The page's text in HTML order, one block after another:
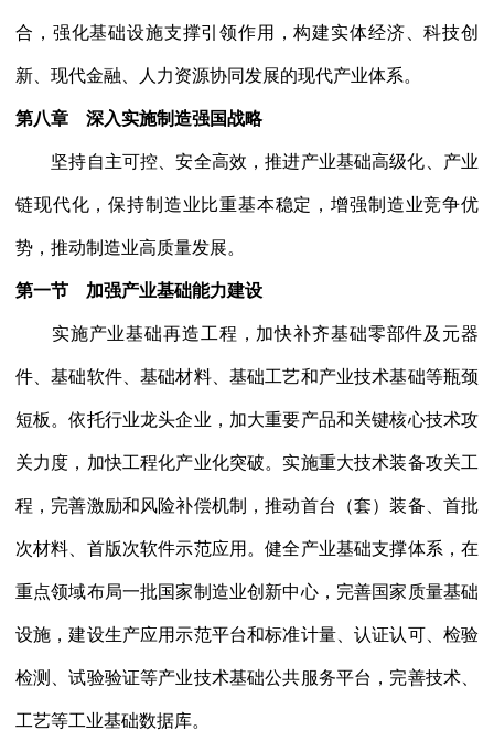
合，强化基础设施支撑引领作用，构建实体经济、科技创
新、现代金融、人力资源协同发展的现代产业体系。
第八章 深入实施制造强国战略
坚持自主可控、安全高效，推进产业基础高级化、产业
链现代化，保持制造业比重基本稳定，增强制造业竞争优
势，推动制造业高质量发展。
第一节 加强产业基础能力建设
实施产业基础再造工程，加快补齐基础零部件及元器
件、基础软件、基础材料、基础工艺和产业技术基础等瓶颈
短板。依托行业龙头企业，加大重要产品和关键核心技术攻
关力度，加快工程化产业化突破。实施重大技术装备攻关工
程，完善激励和风险补偿机制，推动首台（套）装备、首批
次材料、首版次软件示范应用。健全产业基础支撑体系，在
重点领域布局一批国家制造业创新中心，完善国家质量基础
设施，建设生产应用示范平台和标准计量、认证认可、检验
检测、试验验证等产业技术基础公共服务平台，完善技术、
工艺等工业基础数据库。